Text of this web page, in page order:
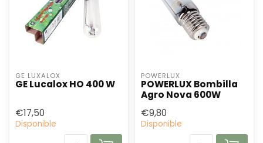
GE LUXALOX
GE Lucalox HO 400 W
€17,50
Disponible
POWERLUX
POWERLUX Bombilla
Agro Nova 600W
€9,80
Disponible